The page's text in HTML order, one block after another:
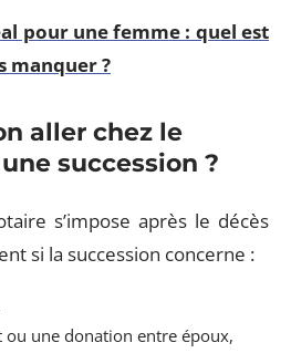
pour une femme : quel est
manquer ?
aller chez le
succession ?
s’impose après le décès
si la succession concerne :
ou une donation entre époux,